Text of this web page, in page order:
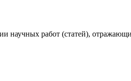
научных работ (статей),